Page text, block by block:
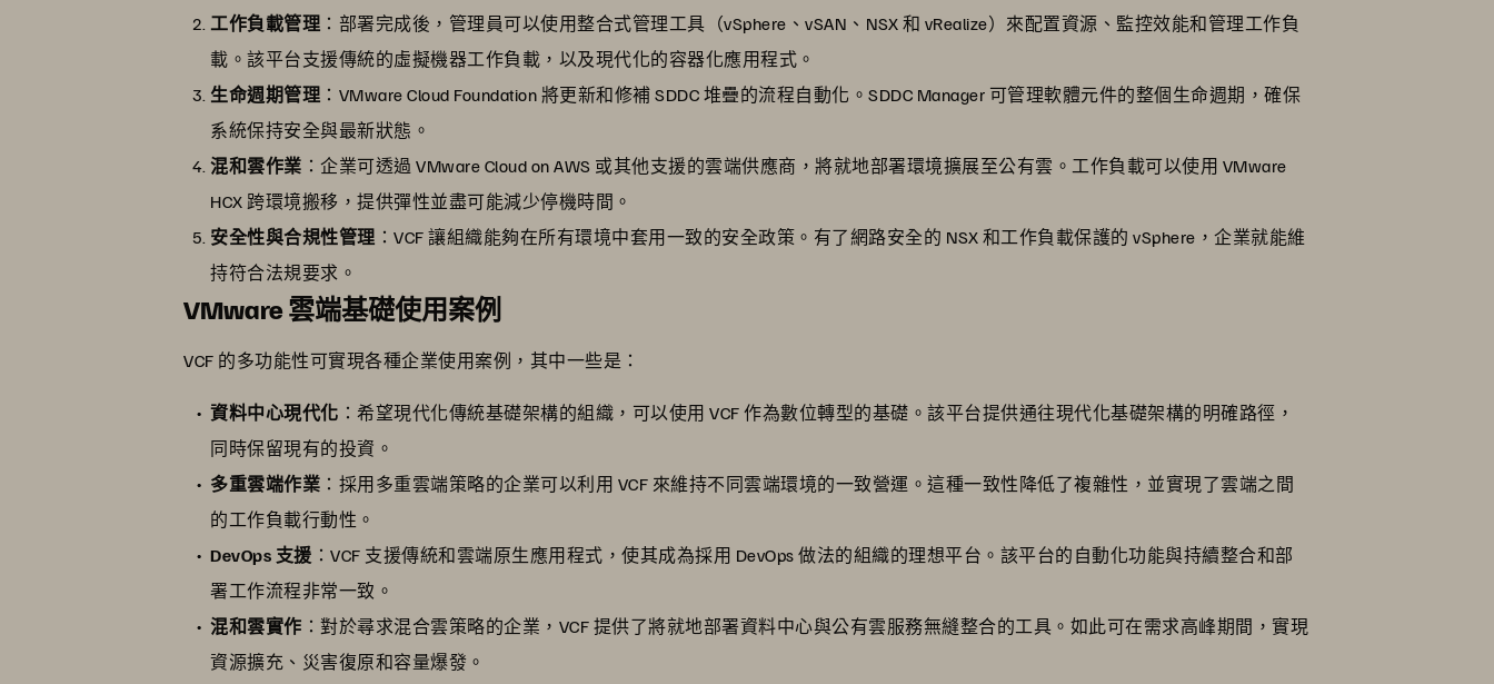
工作負載管理 ：部署完成後，管理員可以使用整合式管理工具（vSphere、vSAN、NSX 和 vRealize）來配置資源、監控效能和管理工作負
載。該平台支援傳統的虛擬機器工作負載，以及現代化的容器化應用程式。
生命週期管理 ：VMware Cloud Foundation 將更新和修補 SDDC 堆疊的流程自動化。SDDC Manager 可管理軟體元件的整個生命週期，確保
系統保持安全與最新狀態。
混和雲作業 ：企業可透過 VMware Cloud on AWS 或其他支援的雲端供應商，將就地部署環境擴展至公有雲。工作負載可以使用 VMware
HCX 跨環境搬移，提供彈性並盡可能減少停機時間。
安全性與合規性管理 ：VCF 讓組織能夠在所有環境中套用一致的安全政策。有了網路安全的 NSX 和工作負載保護的 vSphere，企業就能維
持符合法規要求。
VMware 雲端基礎使用案例
VCF 的多功能性可實現各種企業使用案例，其中一些是：
資料中心現代化 ：希望現代化傳統基礎架構的組織，可以使用 VCF 作為數位轉型的基礎。該平台提供通往現代化基礎架構的明確路徑，
同時保留現有的投資。
多重雲端作業 ：採用多重雲端策略的企業可以利用 VCF 來維持不同雲端環境的一致營運。這種一致性降低了複雜性，並實現了雲端之間
的工作負載行動性。
DevOps 支援 ：VCF 支援傳統和雲端原生應用程式，使其成為採用 DevOps 做法的組織的理想平台。該平台的自動化功能與持續整合和部
署工作流程非常一致。
混和雲實作 ：對於尋求混合雲策略的企業，VCF 提供了將就地部署資料中心與公有雲服務無縫整合的工具。如此可在需求高峰期間，實現
資源擴充、災害復原和容量爆發。